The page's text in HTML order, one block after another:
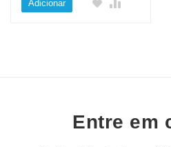
Adicionar
Entre em